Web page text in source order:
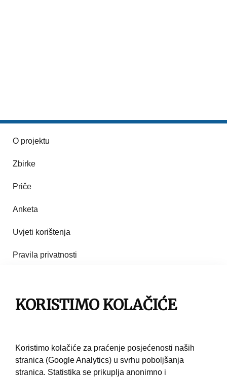
O projektu
Zbirke
Priče
Anketa
Uvjeti korištenja
Pravila privatnosti
Pravila korištenja
KORISTIMO KOLAČIĆE
Koristimo kolačiće za praćenje posjećenosti naših
stranica (Google Analytics) u svrhu poboljšanja
stranica. Statistika se prikuplja anonimno i